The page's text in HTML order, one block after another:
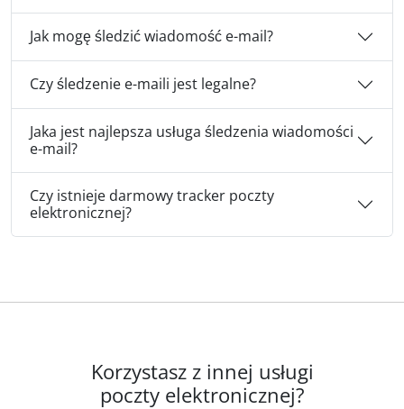
Jak mogę śledzić wiadomość e-mail?
Czy śledzenie e-maili jest legalne?
Jaka jest najlepsza usługa śledzenia wiadomości
e-mail?
Czy istnieje darmowy tracker poczty
elektronicznej?
Korzystasz z innej usługi
poczty elektronicznej?